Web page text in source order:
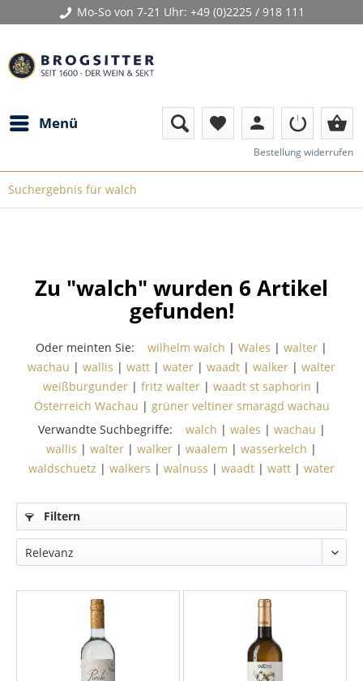
Mo-So von 7-21 Uhr: +49 (0)2225 / 918 111
Menü favorite person shopping_basket
Bestellung widerrufen
Suchergebnis für walch
Zu "walch" wurden 6 Artikel
gefunden!
Oder meinten Sie: wilhelm walch | Wales | walter |
wachau | wallis | watt | water | waadt | walker | walter
weißburgunder| fritz walter| waadt st saphorin |
Österreich Wachau | grüner veltiner smaragd wachau
Verwandte Suchbegriffe:
walch | wales | wachau |
wallis | walter | walker | waalem | wasserkelch |
waldschuetz | walkers | walnuss | waadt | watt | water
Filtern